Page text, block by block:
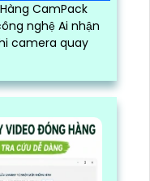
CamPack
nghệ Ai nhận
camera quay